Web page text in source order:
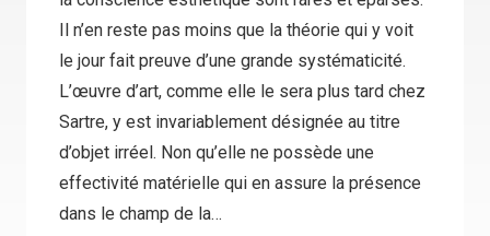
Il n’en reste pas moins que la théorie qui y voit
le jour fait preuve d’une grande systématicité.
L’œuvre d’art, comme elle le sera plus tard chez
Sartre, y est invariablement désignée au titre
d’objet irréel. Non qu’elle ne possède une
effectivité matérielle qui en assure la présence
dans le champ de la…